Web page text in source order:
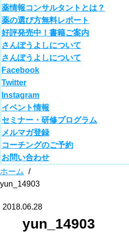
薬情報コンサルタントとは？
薬の選び方無料レポート
好評発売中！書籍ご案内
さんぽうよしについて
さんぽうよしについて
Facebook
Twitter
Instagram
イベント情報
セミナー・研修プログラム
メルマガ登録
コーチングのご予約
お問い合わせ
ホーム
/
yun_14903
2018.06.28
yun_14903